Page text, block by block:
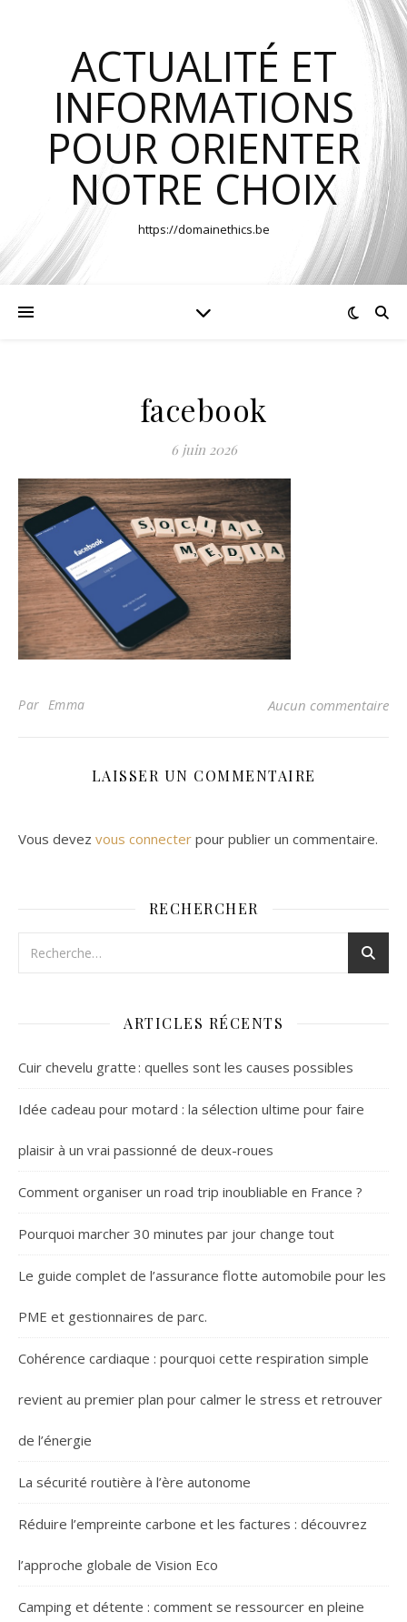
ACTUALITÉ ET
INFORMATIONS
POUR ORIENTER
NOTRE CHOIX
https://domainethics.be
facebook
6 juin 2026
Par Emma Aucun commentaire
LAISSER UN COMMENTAIRE
Vous devez vous connecter pour publier un commentaire.
RECHERCHER
ARTICLES RÉCENTS
Cuir chevelu gratte : quelles sont les causes possibles
Idée cadeau pour motard : la sélection ultime pour faire
plaisir à un vrai passionné de deux-roues
Comment organiser un road trip inoubliable en France ?
Pourquoi marcher 30 minutes par jour change tout
Le guide complet de l’assurance flotte automobile pour les
PME et gestionnaires de parc.
Cohérence cardiaque : pourquoi cette respiration simple
revient au premier plan pour calmer le stress et retrouver
de l’énergie
La sécurité routière à l’ère autonome
Réduire l’empreinte carbone et les factures : découvrez
l’approche globale de Vision Eco
Camping et détente : comment se ressourcer en pleine